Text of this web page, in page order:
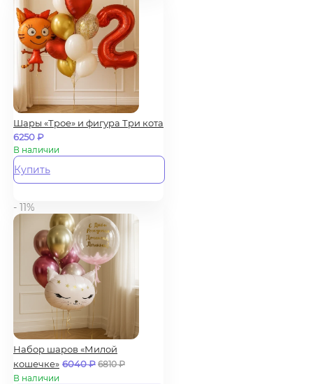
Шары «Трое» и фигура Три кота
6250₽
В наличии
Купить
- 11%
Набор шаров «Милой
кошечке» 6040₽ 6810₽
В наличии